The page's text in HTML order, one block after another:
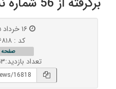
۱۶ خرداد ۱۴۰۵ | ۰۹:۴۱
کد : ۱۶۸۱۸
صفحه
تعداد بازدید:۳۵۳